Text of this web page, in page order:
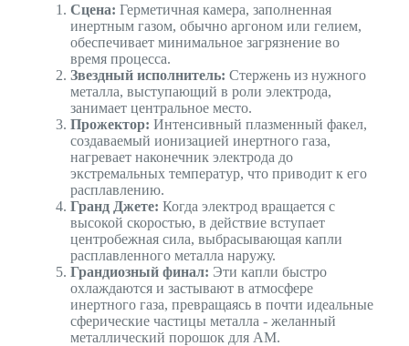
Сцена: Герметичная камера, заполненная
инертным газом, обычно аргоном или гелием,
обеспечивает минимальное загрязнение во
время процесса.
Звездный исполнитель: Стержень из нужного
металла, выступающий в роли электрода,
занимает центральное место.
Прожектор: Интенсивный плазменный факел,
создаваемый ионизацией инертного газа,
нагревает наконечник электрода до
экстремальных температур, что приводит к его
расплавлению.
Гранд Джете: Когда электрод вращается с
высокой скоростью, в действие вступает
центробежная сила, выбрасывающая капли
расплавленного металла наружу.
Грандиозный финал: Эти капли быстро
охлаждаются и застывают в атмосфере
инертного газа, превращаясь в почти идеальные
сферические частицы металла - желанный
металлический порошок для AM.